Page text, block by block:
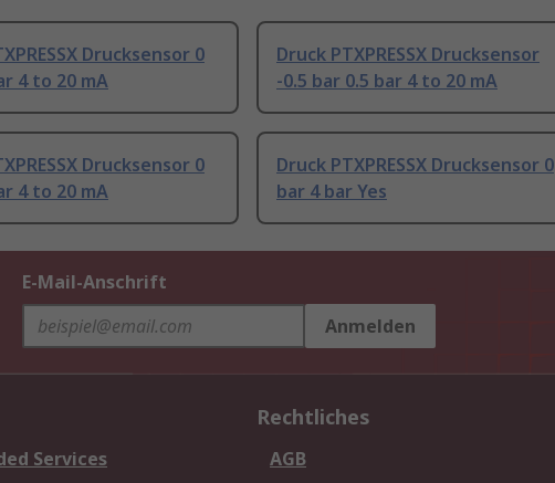
Drucksensor 0
4 to 20 mA
Druck PTXPRESSX Drucksensor
-0.5 bar 0.5 bar 4 to 20 mA
Drucksensor 0
4 to 20 mA
Druck PTXPRESSX Drucksensor 0
bar 4 bar Yes
E-Mail-Anschrift
Anmelden
Services
Rechtliches
AGB